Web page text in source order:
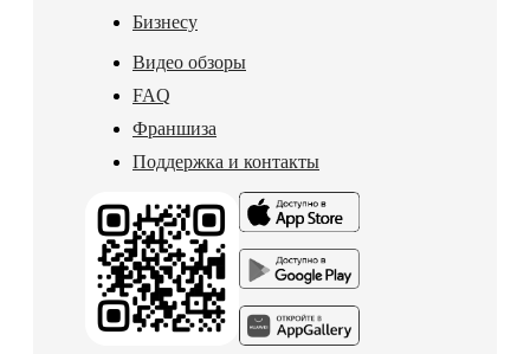
Бизнесу
Видео обзоры
FAQ
Франшиза
Поддержка и контакты